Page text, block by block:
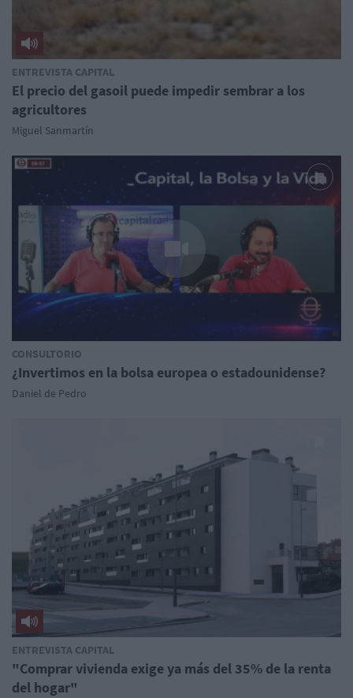
ENTREVISTA CAPITAL
El precio del gasoil puede impedir sembrar a los
agricultores
Miguel Sanmartín
CONSULTORIO
¿Invertimos en la bolsa europea o estadounidense?
Daniel de Pedro
ENTREVISTA CAPITAL
"Comprar vivienda exige ya más del 35% de la renta
del hogar"